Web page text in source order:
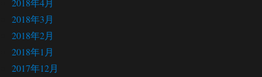
2018年4月
2018年3月
2018年2月
2018年1月
2017年12月